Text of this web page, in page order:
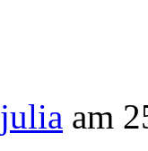
julia am